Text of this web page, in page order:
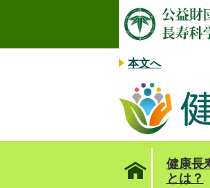
本文へ
健康長
とは？